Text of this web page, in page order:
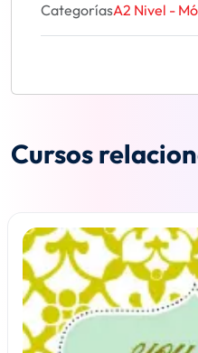
CategoríasA2 Nivel -
Cursos